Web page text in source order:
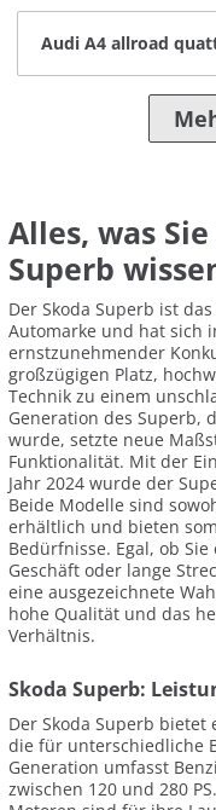
Audi A4 allroad
Alles, was
Superb
Der Skoda Superb ist
Automarke und hat sich
ernstzunehmender
großzügigen Platz,
Technik zu einem
Generation des Superb,
wurde, setzte neue
Funktionalität. Mit der
Jahr 2024 wurde der
Beide Modelle sind
erhältlich und bieten
Bedürfnisse. Egal, ob
Geschäft oder lange
eine ausgezeichnete
hohe Qualität und das
Verhältnis.
Skoda Superb:
Der Skoda Superb
die für unterschiedliche
Generation umfasst
zwischen 120 und 280